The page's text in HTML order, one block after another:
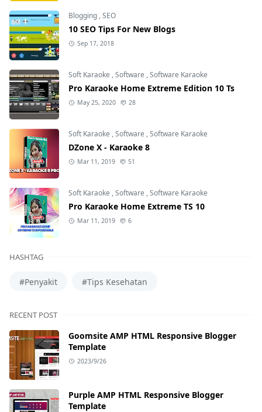
Blogging ,SEO
10 SEO Tips For New Blogs
Sep 17, 2018
Soft Karaoke ,Software ,Software Karaoke
Pro Karaoke Home Extreme Edition 10 Ts
May 25, 2020 28
Soft Karaoke ,Software ,Software Karaoke
DZone X - Karaoke 8
Mar 11, 2019 51
Soft Karaoke ,Software ,Software Karaoke
Pro Karaoke Home Extreme TS 10
Mar 11, 2019 6
HASHTAG
#Penyakit #Tips Kesehatan
RECENT POST
Goomsite AMP HTML Responsive Blogger
Template
2023/9/26
Purple AMP HTML Responsive Blogger
Template